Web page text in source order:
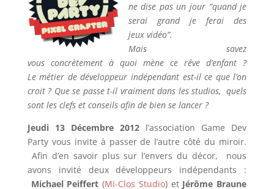
ne dise pas un jour “quand je
serai grand je ferai des
jeux vidéo”.
Mais savez
vous concrètement à quoi mène ce rêve d’enfant ?
Le métier de développeur indépendant est-il ce que l’on
croit ? Que se passe t-il vraiment dans les studios, quels
sont les clefs et conseils afin de bien se lancer ?
Jeudi 13 Décembre 2012 l’association Game Dev
Party vous invite à passer de l’autre côté du miroir.
Afin d’en savoir plus sur l’envers du décor, nous
avons invité deux développeurs indépendants :
Michael Peiffert (Mi-Clos Studio) et Jérôme Braune